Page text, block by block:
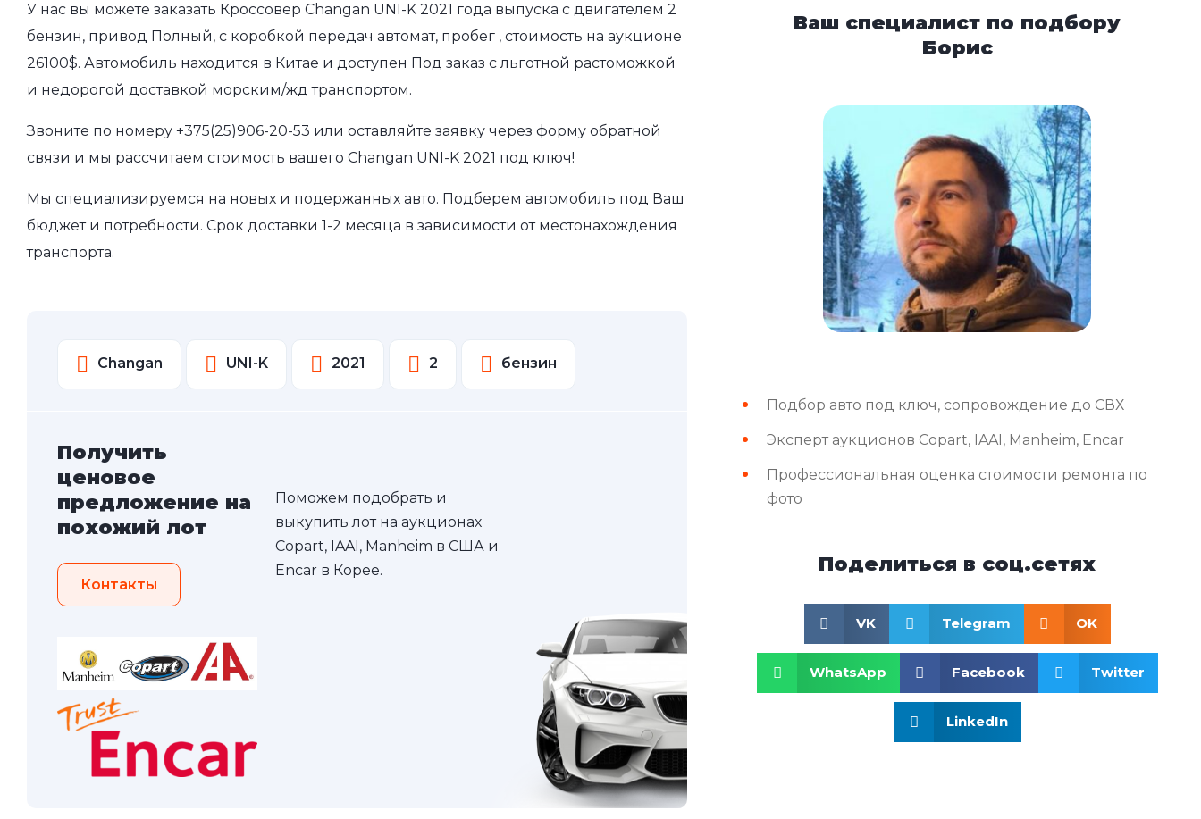
У нас вы можете заказать Кроссовер Changan UNI-K 2021 года выпуска с двигателем 2
бензин, привод Полный, с коробкой передач автомат, пробег , стоимость на аукционе
26100$. Автомобиль находится в Китае и доступен Под заказ с льготной растоможкой
и недорогой доставкой морским/жд транспортом.
Звоните по номеру +375(25)906-20-53 или оставляйте заявку через форму обратной
связи и мы рассчитаем стоимость вашего Changan UNI-K 2021 под ключ!
Мы специализируемся на новых и подержанных авто. Подберем автомобиль под Ваш
бюджет и потребности. Срок доставки 1-2 месяца в зависимости от местонахождения
транспорта.
Changan UNI-K 2021 2 бензин
Получить
ценовое
предложение на
похожий лот
Контакты
Поможем подобрать и
выкупить лот на аукционах
Copart, IAAI, Manheim в США и
Encar в Корее.
Ваш специалист по подбору
Борис
Подбор авто под ключ, сопровождение до СВХ
Эксперт аукционов Copart, IAAI, Manheim, Encar
Профессиональная оценка стоимости ремонта по
фото
Поделиться в соц.сетях
VK Telegram OK
WhatsApp Facebook Twitter
LinkedIn